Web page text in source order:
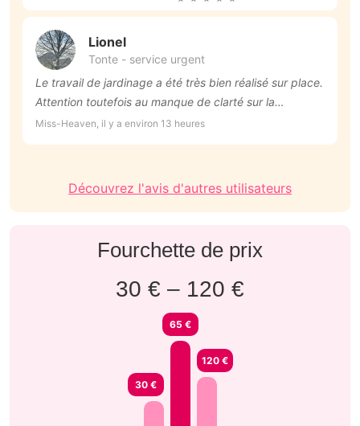
Lionel
Tonte - service urgent
Le travail de jardinage a été très bien réalisé sur place.
Attention toutefois au manque de clarté sur la
communication du prix final (frais de plateforme non
Miss-Heaven, il y a environ 13 heures
Découvrez l'avis d'autres utilisateurs
Fourchette de prix
30 € – 120 €
30 €
65 €
120 €